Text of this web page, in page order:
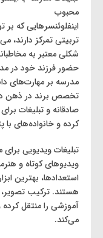
محبوب
اینفلوئنسرهایی که
تربیتی تمرکز دارند،
شکلی معتبر به
حضور فرزند خود در
مدرسه بر مهارت‌های
تخصص برند در ذهن
صادقانه و تبلیغات
کرده و خانواده‌های
تبلیغات ویدیویی
ویدیوهای کوتاه و
استعدادها، بهترین
هستند. ترکیب
آموزشی را منتقل کرده
می‌کند.